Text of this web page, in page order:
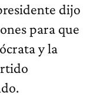
dijo
para que
y la